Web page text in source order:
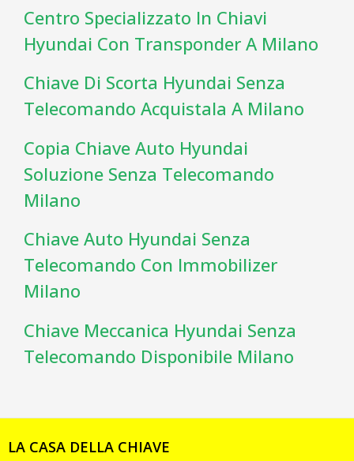
Centro Specializzato In Chiavi
Hyundai Con Transponder A Milano
Chiave Di Scorta Hyundai Senza
Telecomando Acquistala A Milano
Copia Chiave Auto Hyundai
Soluzione Senza Telecomando
Milano
Chiave Auto Hyundai Senza
Telecomando Con Immobilizer
Milano
Chiave Meccanica Hyundai Senza
Telecomando Disponibile Milano
LA CASA DELLA CHIAVE